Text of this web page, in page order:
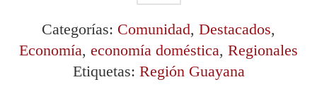
Categorías: Comunidad, Destacados,
Economía, economía doméstica, Regionales
Etiquetas: Región Guayana